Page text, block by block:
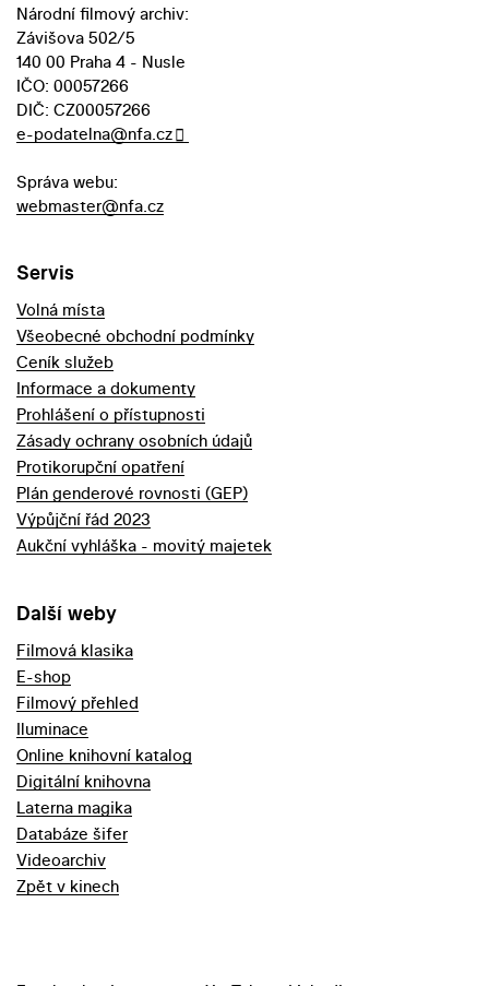
Národní filmový archiv:
Závišova 502/5
140 00 Praha 4 - Nusle
IČO: 00057266
DIČ: CZ00057266
e-podatelna@nfa.cz
Správa webu:
webmaster@nfa.cz
Servis
Volná místa
Všeobecné obchodní podmínky
Ceník služeb
Informace a dokumenty
Prohlášení o přístupnosti
Zásady ochrany osobních údajů
Protikorupční opatření
Plán genderové rovnosti (GEP)
Výpůjční řád 2023
Aukční vyhláška - movitý majetek
Další weby
Filmová klasika
E-shop
Filmový přehled
Iluminace
Online knihovní katalog
Digitální knihovna
Laterna magika
Databáze šifer
Videoarchiv
Zpět v kinech